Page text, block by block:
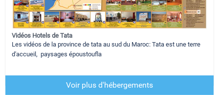
Vidéos Hotels de Tata
Les vidéos de la province de tata au sud du Maroc: Tata est une terre
d'accueil, paysages époustoufla
Voir plus d'hébergements